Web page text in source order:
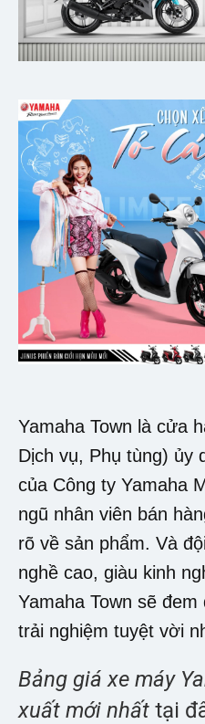
Yamaha Town là cửa
Dịch vụ, Phụ tùng) ủy
của Công ty Yamaha
ngũ nhân viên bán
rõ về sản phẩm. Và
nghề cao, giàu kinh
Yamaha Town sẽ
trải nghiệm tuyệt vời
Bảng giá xe máy
xuất mới nhất tại